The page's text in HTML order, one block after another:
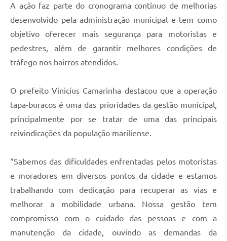
A ação faz parte do cronograma contínuo de melhorias
desenvolvido pela administração municipal e tem como
objetivo oferecer mais segurança para motoristas e
pedestres, além de garantir melhores condições de
tráfego nos bairros atendidos.
O prefeito Vinicius Camarinha destacou que a operação
tapa-buracos é uma das prioridades da gestão municipal,
principalmente por se tratar de uma das principais
reivindicações da população mariliense.
“Sabemos das dificuldades enfrentadas pelos motoristas
e moradores em diversos pontos da cidade e estamos
trabalhando com dedicação para recuperar as vias e
melhorar a mobilidade urbana. Nossa gestão tem
compromisso com o cuidado das pessoas e com a
manutenção da cidade, ouvindo as demandas da